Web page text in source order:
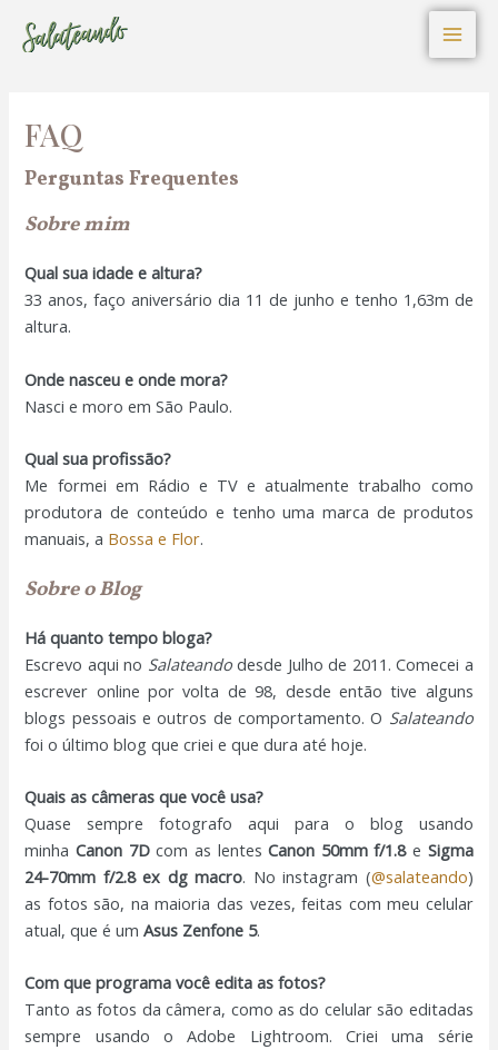
para
Main
FAQ
Perguntas Frequentes
Sobre mim
Qual sua idade e altura?
33 anos, faço aniversário dia 11 de junho e tenho 1,63m de
altura.
Onde nasceu e onde mora?
Nasci e moro em São Paulo.
Qual sua profissão?
Me formei em Rádio e TV e atualmente trabalho como
produtora de conteúdo e tenho uma marca de produtos
manuais, a Bossa e Flor.
Sobre o Blog
Há quanto tempo bloga?
Escrevo aqui no Salateandodesde Julho de 2011. Comecei a
escrever online por volta de 98, desde então tive alguns
blogs pessoais e outros de comportamento. O Salateando
foi o último blog que criei e que dura até hoje.
Quais as câmeras que você usa?
Quase sempre fotografo aqui para o blog usando
minhaCanon 7Dcom as lentesCanon 50mm f/1.8 e Sigma
24-70mm f/2.8 ex dg macro. No instagram (@salateando)
as fotos são, na maioria das vezes, feitas com meu celular
atual, que é umAsus Zenfone 5.
Com que programa você edita as fotos?
Tanto as fotos da câmera, como as do celular são editadas
sempre usando o Adobe Lightroom. Criei uma série
n
s
t
m
i
n
t
a
c